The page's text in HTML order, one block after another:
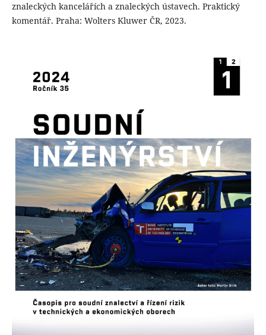
znaleckých kancelářích a znaleckých ústavech. Praktický
komentář. Praha: Wolters Kluwer ČR, 2023.